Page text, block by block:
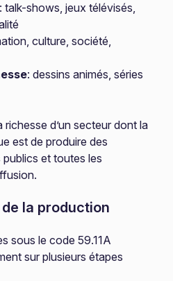
: talk-shows, jeux télévisés,
culture, société,
: dessins animés, séries
richesse d’un secteur dont la
est de produire des
et toutes les
la production
sous le code 59.11A
sur plusieurs étapes